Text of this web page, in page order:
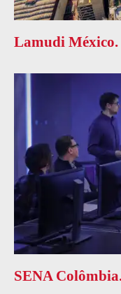
Lamudi México.
SENA